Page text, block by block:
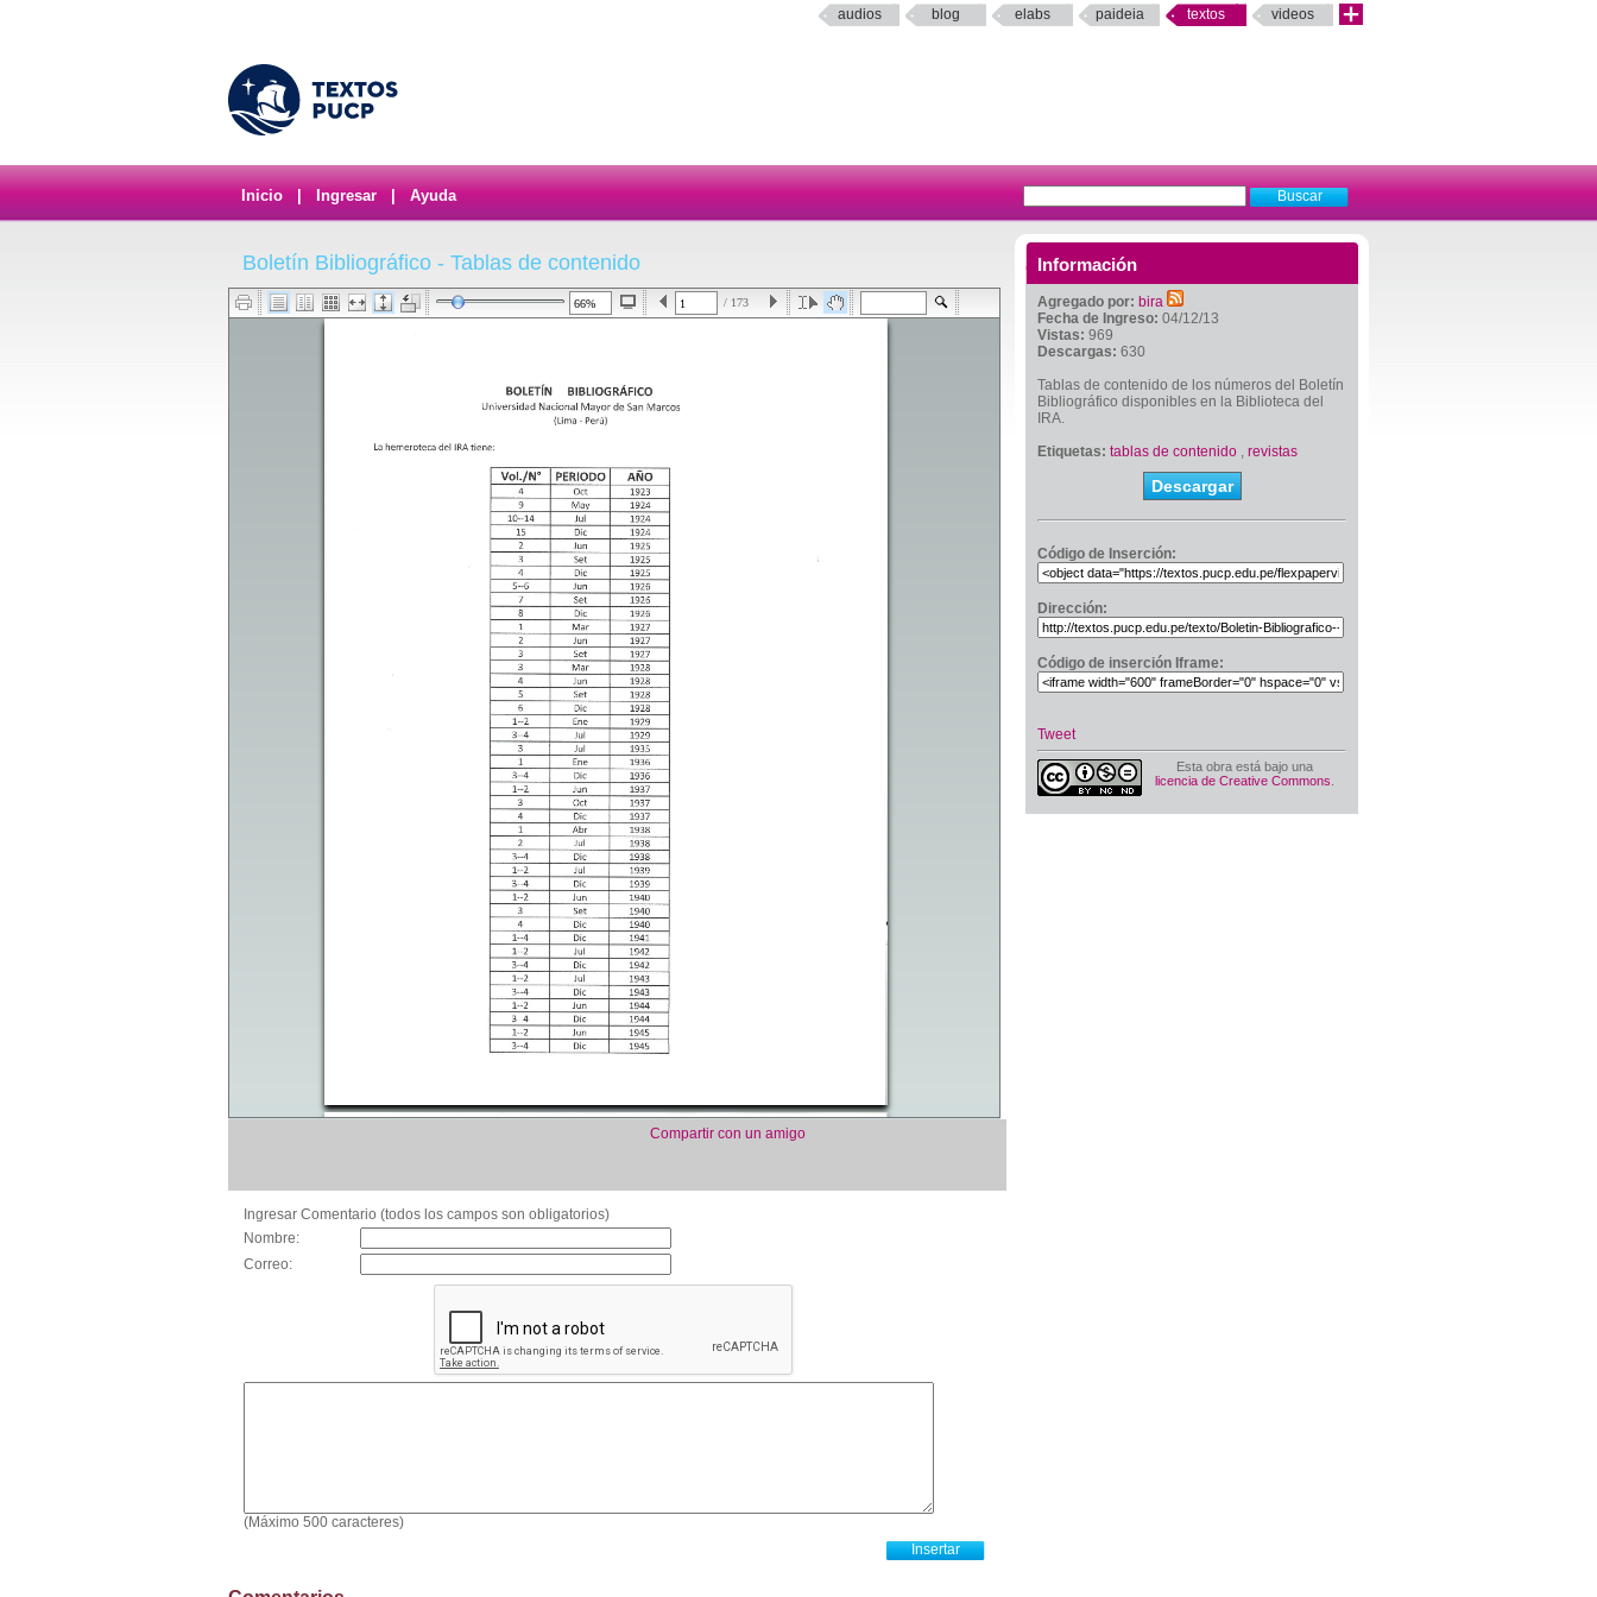
audios blog elabs paideia textos videos
Inicio Ingresar Ayuda
Información
Agregado por: bira
Fecha de Ingreso: 04/12/13
Vistas: 969
Descargas: 630
Tablas de contenido de los números del Boletín
Bibliográfico disponibles en la Biblioteca del
IRA.
Etiquetas: tablas de contenido , revistas
Descargar
Código de Inserción:
Dirección:
Código de inserción Iframe:
Tweet
Esta obra está bajo una
licencia de Creative Commons
Boletín Bibliográfico - Tablas de contenido
/ 173
Compartir con un amigo
Ingresar Comentario (todos los campos son obligatorios)
Nombre:
Correo:
(Máximo 500 caracteres)